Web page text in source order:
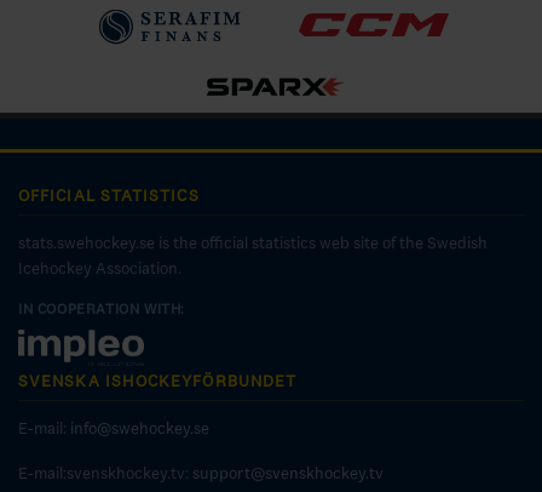
OFFICIAL STATISTICS
stats.swehockey.se is the official statistics web site of the Swedish
Icehockey Association.
IN COOPERATION WITH:
SVENSKA ISHOCKEYFÖRBUNDET
E-mail: info@swehockey.se
E-mail:svenskhockey.tv: support@svenskhockey.tv